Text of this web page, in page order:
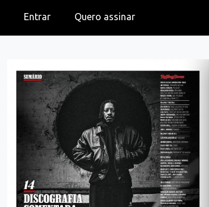
Entrar Quero assinar